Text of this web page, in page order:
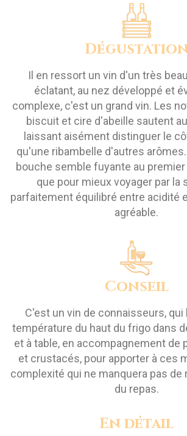
Il en ressort un vin d'un très
éclatant, au nez développé et
complexe, c'est un grand vin. Les
biscuit et cire d'abeille sautent
laissant aisément distinguer le
qu'une ribambelle d'autres
bouche semble fuyante au
que pour mieux voyager par la
parfaitement équilibré entre acidité
agréable.
Conseil
C'est un vin de connaisseurs, qui
température du haut du frigo dans
et à table, en accompagnement de
et crustacés, pour apporter à ces
complexité qui ne manquera pas de
du repas.
En détail